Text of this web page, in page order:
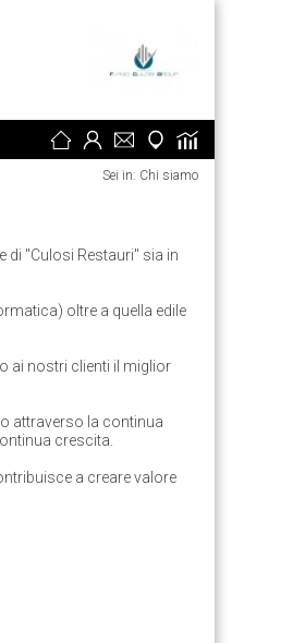
Sei in: Chi siamo
di "Culosi Restauri" sia in
oltre a quella edile
ai nostri clienti il miglior
attraverso la continua
crescita.
a creare valore